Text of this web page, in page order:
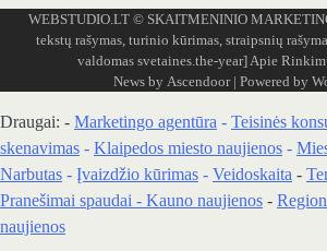
WEBSTUDIO.LT © SKAITMENINIO
tekstų rašymas, turinio kūrimas, straipsnių
valdomas svetaines.the-year]Apie
News by Ascendoor| Powered by
Draugai: - Marketingo agentūra - Teisinės
skenavimas - Klaipedos miesto naujienos -
Narbutas - Įvaizdžio kūrimas - Veidoskaita -
Pranešimai spaudai - Kauno naujienos -
naujienos